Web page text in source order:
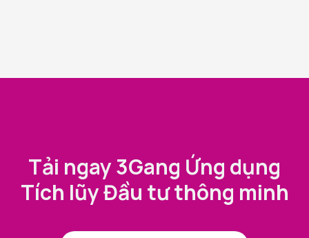
Tải ngay 3Gang Ứng dụng
Tích lũy Đầu tư thông minh